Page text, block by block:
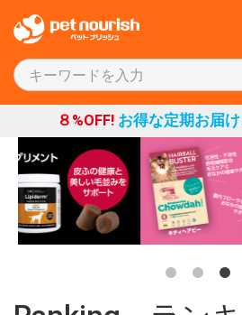
８%OFF!お得な定期お届